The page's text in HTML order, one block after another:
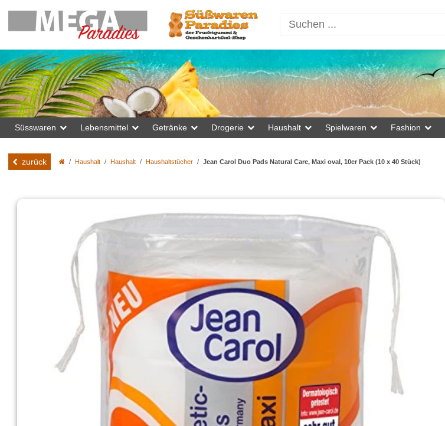
Süsswaren Lebensmittel Getränke Drogerie Haushalt Spielwaren Fashion
zurück Haushalt Haushalt Haushaltstücher Jean Carol Duo Pads Natural Care, Maxi oval, 10er Pack (10 x 40 Stück)